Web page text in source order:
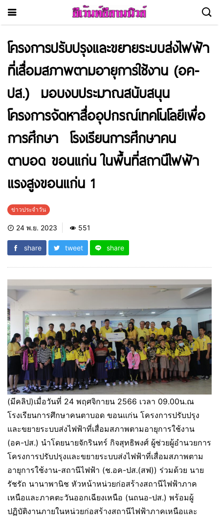
โครงการปรับปรุงและขยายระบบส่งไฟฟ้า
ที่เสื่อมสภาพตามอายุการใช้งาน (อค-
ปส.) มอบงบประมาณสนับสนุน
โครงการจัดหาสื่ออุปกรณ์เทคโนโลยีเพื่อ
การศึกษา โรงเรียนการศึกษาคน
ตาบอด ขอนแก่น ในพื้นที่สถานีไฟฟ้า
แรงสูงขอนแก่น 1
ข่าวประจำวัน
24 พ.ย. 2023 551
share tweet share
(มีคลิป)เมื่อวันที่ 24 พฤศจิกายน 2566 เวลา 09.00น.ณ
โรงเรียนการศึกษาคนตาบอด ขอนแก่น โครงการปรับปรุง
และขยายระบบส่งไฟฟ้าที่เสื่อมสภาพตามอายุการใช้งาน
(อค-ปส.) นำโดยนายจักรินทร์ กิจสุทธิพงศ์ ผู้ช่วยผู้อำนวยการ
โครงการปรับปรุงและขยายระบบส่งไฟฟ้าที่เสื่อมสภาพตาม
อายุการใช้งาน-สถานีไฟฟ้า (ช.อค-ปส.(สฟ)) ร่วมด้วย นาย
รัชรัถ นานาพานิช หัวหน้าหน่วยก่อสร้างสถานีไฟฟ้าภาค
เหนือและภาคตะวันออกเฉียงเหนือ (นถนอ-ปส.) พร้อมผู้
ปฏิบัติงานภายในหน่วยก่อสร้างสถานีไฟฟ้าภาคเหนือและ